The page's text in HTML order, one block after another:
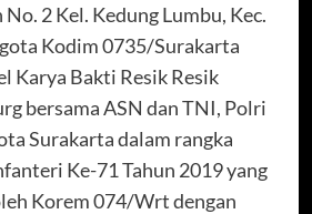
2 Kel. Kedung Lumbu, Kec.
Kodim 0735/Surakarta
Karya Bakti Resik Resik
bersama ASN dan TNI, Polri
Surakarta dalam rangka
Ke-71 Tahun 2019 yang
Korem 074/Wrt dengan